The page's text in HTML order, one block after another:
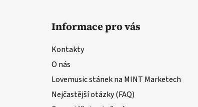
Informace pro vás
Kontakty
O nás
Lovemusic stánek na MINT Marketech
Nejčastější otázky (FAQ)